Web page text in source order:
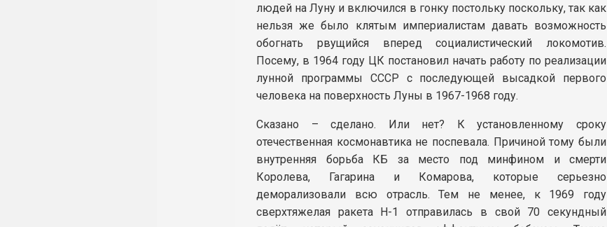
людей на Луну и включился в гонку постольку поскольку, так как
нельзя же было клятым империалистам давать возможность
обогнать рвущийся вперед социалистический локомотив.
Посему, в 1964 году ЦК постановил начать работу по реализации
лунной программы СССР с последующей высадкой первого
человека на поверхность Луны в 1967-1968 году.
Сказано – сделано. Или нет? К установленному сроку
отечественная космонавтика не поспевала. Причиной тому были
внутренняя борьба КБ за место под минфином и смерти
Королева, Гагарина и Комарова, которые серьезно
деморализовали всю отрасль. Тем не менее, к 1969 году
сверхтяжелая ракета Н-1 отправилась в свой 70 секундный